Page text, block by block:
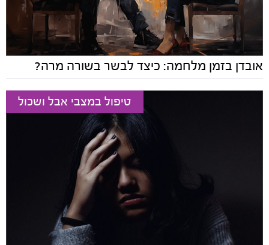
אובדן בזמן מלחמה: כיצד לבשר בשורה מרה?
טיפול במצבי אבל ושכול